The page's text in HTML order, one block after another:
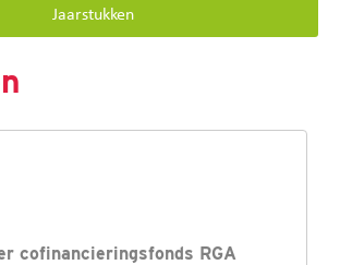
Jaarstukken
cofinancieringsfonds RGA